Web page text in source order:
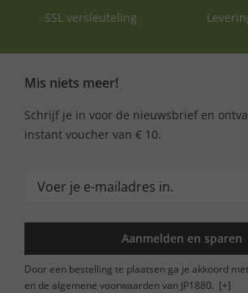
SSL versleuteling
Mis niets meer!
Schrijf je in voor de nieuwsbrief en
instant voucher van € 10.
Aanmelden en sparen
Door een bestelling te plaatsen ga je akkoord
en de algemene voorwaarden van JP1880. [+]